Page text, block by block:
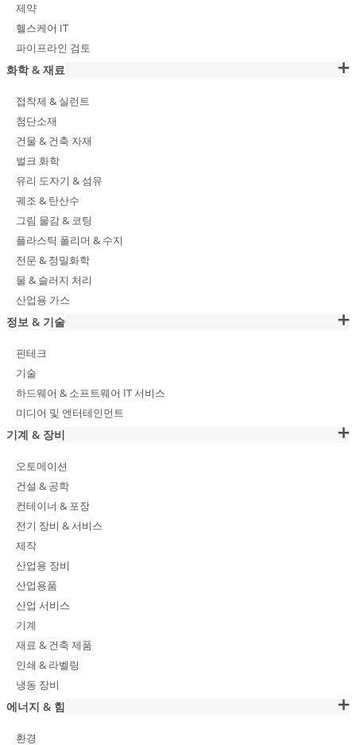
제약
헬스케어 IT
파이프라인 검토
화학 & 재료
접착제 & 실런트
첨단소재
건물 & 건축 자재
벌크 화학
유리 도자기 & 섬유
궤조 & 탄산수
그림 물감 & 코팅
플라스틱 폴리머 & 수지
전문 & 정밀화학
물 & 슬러지 처리
산업용 가스
정보 & 기술
핀테크
기술
하드웨어 & 소프트웨어 IT 서비스
미디어 및 엔터테인먼트
기계 & 장비
오토메이션
건설 & 공학
컨테이너 & 포장
전기 장비 & 서비스
제작
산업용 장비
산업용품
산업 서비스
기계
재료 & 건축 제품
인쇄 & 라벨링
냉동 장비
에너지 & 힘
환경